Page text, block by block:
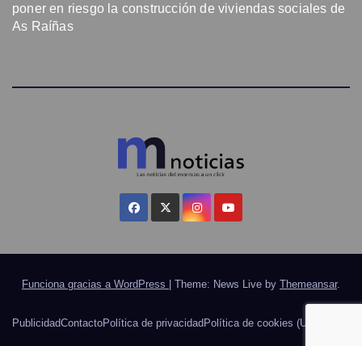
poner en riesgo la construcción de viviendas sociales de
As Raíñas
Funciona gracias a WordPress | Theme: News Live by Themeansar.
PublicidadContactoPolítica de privacidad Política de cookies (UE)